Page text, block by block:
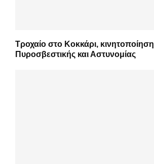
Τροχαίο στο Κοκκάρι, κινητοποίηση
Πυροσβεστικής και Αστυνομίας